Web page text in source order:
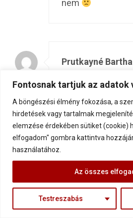
Fontosnak tartjuk az adatok
A böngészési élmény fokozása, a
hirdetések vagy tartalmak
elemzése érdekében sütiket (cookie)
elfogadom" gombra kattintva
használatához.
Testreszabás
Az összes
nem
Prutkayné
Kedves Gábor!
Nagyon
megfogadni
vonatkoznak.Azt
akiknek még